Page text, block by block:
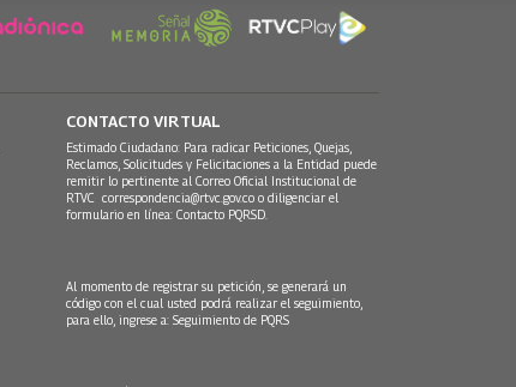
CONTACTO VIRTUAL
Estimado Ciudadano: Para radicar Peticiones, Quejas,
Reclamos, Solicitudes y Felicitaciones a la Entidad puede
remitir lo pertinente al Correo Oficial Institucional de
RTVC correspondencia@rtvc.gov.co o diligenciar el
formulario en línea: Contacto PQRSD.
Al momento de registrar su petición, se generará un
código con el cual usted podrá realizar el seguimiento,
para ello, ingrese a: Seguimiento de PQRS